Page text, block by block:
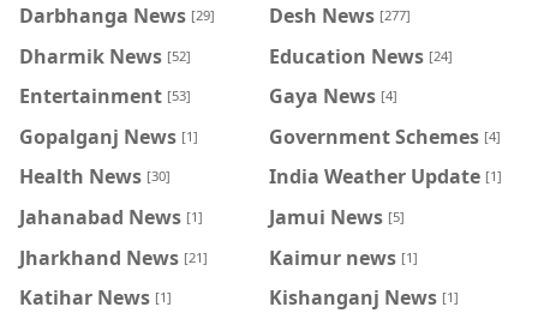
Darbhanga News [29] Desh News [277]
Dharmik News [52] Education News [24]
Entertainment [53] Gaya News [4]
Gopalganj News [1] Government Schemes [4]
Health News [30] India Weather Update [1]
Jahanabad News [1] Jamui News [5]
Jharkhand News [21] Kaimur news [1]
Katihar News [1] Kishanganj News [1]